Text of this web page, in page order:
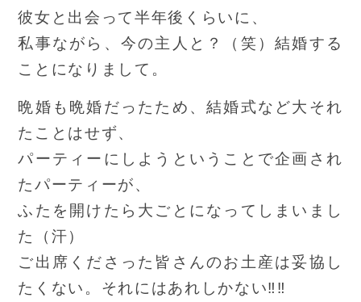
彼女と出会って半年後くらいに、
私事ながら、今の主人と？（笑）結婚する
ことになりまして。
晩婚も晩婚だったため、結婚式など大それ
たことはせず、
パーティーにしようということで企画され
たパーティーが、
ふたを開けたら大ごとになってしまいまし
た（汗）
ご出席くださった皆さんのお土産は妥協し
たくない。それにはあれしかない‼‼